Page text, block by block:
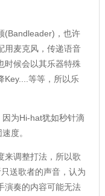
(Bandleader)，也许
用麦克风，传递语音
时候会以其乐器特殊
Key....等等，所以乐
为Hi-hat犹如秒针滴
度。
来调整打法，所以歌
送歌者的声音，认为
演奏的内容可能无法